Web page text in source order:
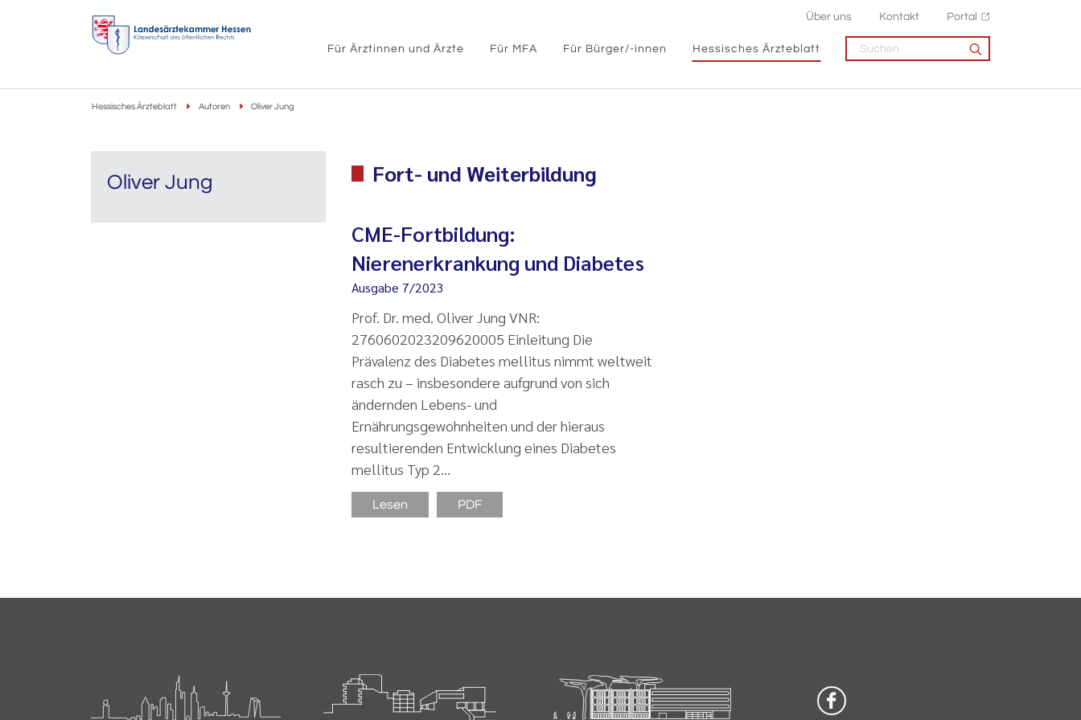
Über uns Kontakt Portal
Für Ärztinnen und Ärzte Für MFA Für Bürger/-innen Hessisches Ärzteblatt
Hessisches Ärzteblatt Autoren Oliver Jung
Oliver Jung Fort- und Weiterbildung
CME-Fortbildung:
Nierenerkrankung und Diabetes
Ausgabe 7/2023
Prof. Dr. med. Oliver Jung VNR:
2760602023209620005 Einleitung Die
Prävalenz des Diabetes mellitus nimmt weltweit
rasch zu – insbesondere aufgrund von sich
ändernden Lebens- und
Ernährungsgewohnheiten und der hieraus
resultierenden Entwicklung eines Diabetes
mellitus Typ 2…
Lesen PDF